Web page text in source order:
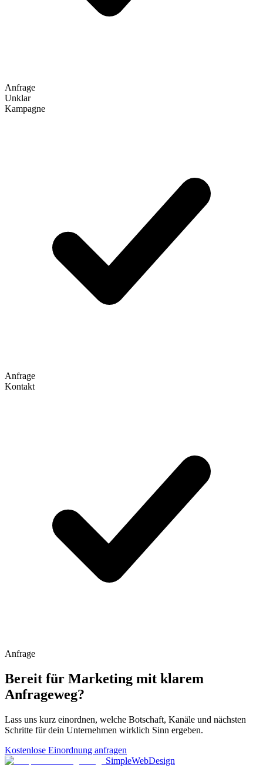
Anfrage
Unklar
Kampagne
Anfrage
Kontakt
Anfrage
Bereit für Marketing mit klarem
Anfrageweg?
Lass uns kurz einordnen, welche Botschaft, Kanäle und nächsten
Schritte für dein Unternehmen wirklich Sinn ergeben.
Kostenlose Einordnung anfragen
SimpleWebDesign